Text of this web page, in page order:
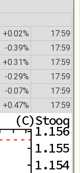
+0.02% 17:59
-0.39% 17:59
+0.31% 17:59
-0.29% 17:59
-0.07% 17:59
+0.47% 17:59